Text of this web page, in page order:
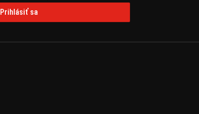
Prihlásiť sa